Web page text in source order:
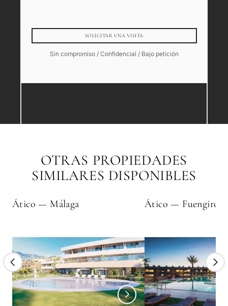
SOLICITAR UNA VISITA
Sin compromiso / Confidencial / Bajo petición
OTRAS PROPIEDADES
SIMILARES DISPONIBLES
Ático — Málaga Ático — Fuengirola